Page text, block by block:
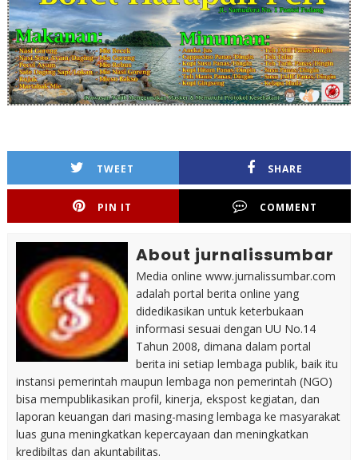
TWEET SHARE
PIN IT COMMENT
About jurnalissumbar
Media online www.jurnalissumbar.com
adalah portal berita online yang
didedikasikan untuk keterbukaan
informasi sesuai dengan UU No.14
Tahun 2008, dimana dalam portal
berita ini setiap lembaga publik, baik itu
instansi pemerintah maupun lembaga non pemerintah (NGO)
bisa mempublikasikan profil, kinerja, ekspost kegiatan, dan
laporan keuangan dari masing-masing lembaga ke masyarakat
luas guna meningkatkan kepercayaan dan meningkatkan
kredibiltas dan akuntabilitas.